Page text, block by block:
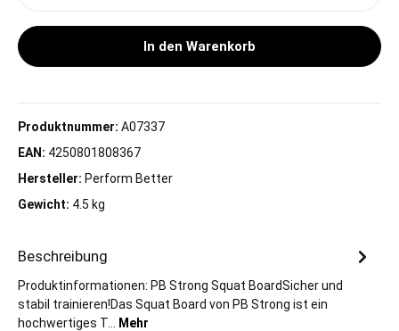
In den Warenkorb
Produktnummer: A07337
EAN: 4250801808367
Hersteller: Perform Better
Gewicht: 4.5 kg
Beschreibung
Produktinformationen: PB Strong Squat BoardSicher und
stabil trainieren!Das Squat Board von PB Strong ist ein
hochwertiges T…
Mehr